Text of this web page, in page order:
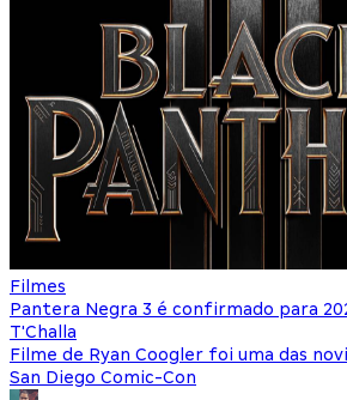
Filmes
Pantera Negra 3 é confirmado para
T'Challa
Filme de Ryan Coogler foi uma das
San Diego Comic-Con